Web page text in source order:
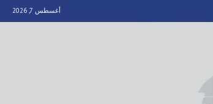
أغسطس 7, 2026